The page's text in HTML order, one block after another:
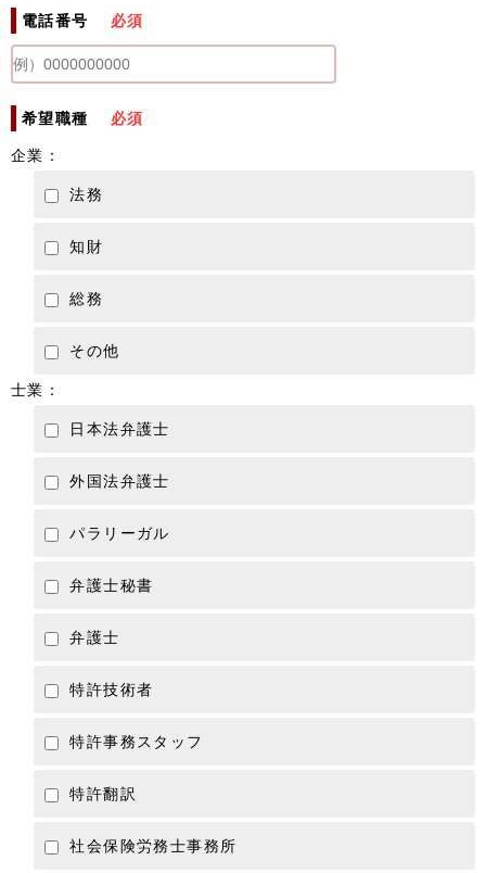
電話番号 必須
希望職種
必須
企業：
法務
知財
総務
その他
士業：
日本法弁護士
外国法弁護士
パラリーガル
弁護士秘書
弁護士
特許技術者
特許事務スタッフ
特許翻訳
社会保険労務士事務所